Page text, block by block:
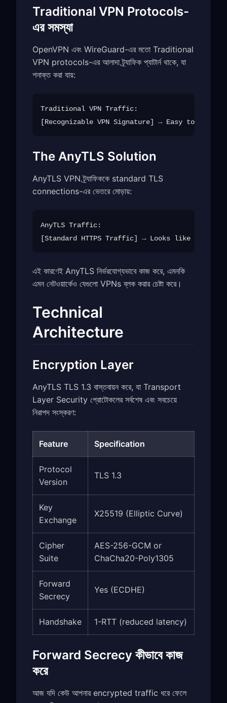
Traditional VPN Protocols-
এর সমস্যা
OpenVPN এবং WireGuard-এর মতো Traditional
VPN protocols-এর আলাদা ট্র্যাফিক প্যাটার্ন থাকে, যা
শনাক্ত করা যায়:
Traditional VPN Traffic:
The AnyTLS Solution
AnyTLS VPN ট্র্যাফিককে standard TLS
connections-এর ভেতরে মোড়ায়:
AnyTLS Traffic:
এই কারণেই AnyTLS নির্ভরযোগ্যভাবে কাজ করে, এমনকি
এমন নেটওয়ার্কেও যেগুলো VPNs ব্লক করার চেষ্টা করে।
Technical
Architecture
Encryption Layer
AnyTLS TLS 1.3 বাস্তবায়ন করে, যা Transport
Layer Security প্রোটোকলের সর্বশেষ এবং সবচেয়ে
নিরাপদ সংস্করণ:
Feature Specification
Protocol
Version
TLS 1.3
Key
Exchange
X25519 (Elliptic Curve)
Cipher
Suite
AES-256-GCM or
ChaCha20-Poly1305
Forward
Secrecy
Yes (ECDHE)
Handshake 1-RTT (reduced latency)
Forward Secrecy কীভাবে কাজ
করে
আজ যদি কেউ আপনার encrypted traffic ধরে ফেলে